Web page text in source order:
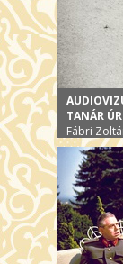
TANÁR ÚR
Fábri